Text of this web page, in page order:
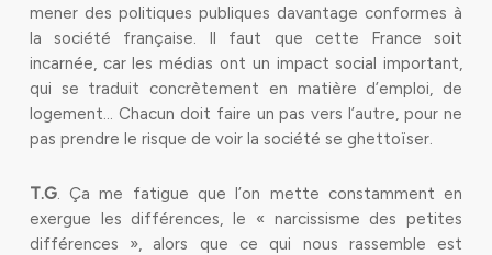
mener des politiques publiques davantage conformes à
la société française. Il faut que cette France soit
incarnée, car les médias ont un impact social important,
qui se traduit concrètement en matière d’emploi, de
logement… Chacun doit faire un pas vers l’autre, pour ne
pas prendre le risque de voir la société se ghettoïser.
T.G. Ça me fatigue que l’on mette constamment en
exergue les différences, le « narcissisme des petites
différences », alors que ce qui nous rassemble est